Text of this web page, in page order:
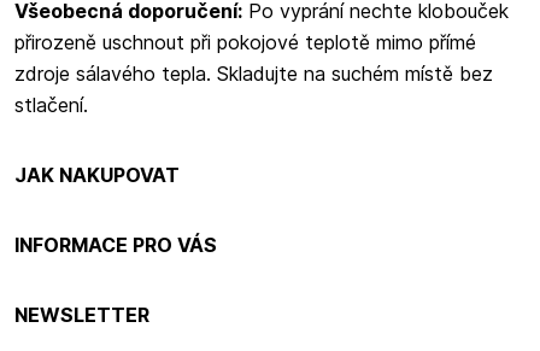
Všeobecná doporučení: Po vyprání nechte klobouček
přirozeně uschnout při pokojové teplotě mimo přímé
zdroje sálavého tepla. Skladujte na suchém místě bez
stlačení.
JAK NAKUPOVAT
INFORMACE PRO VÁS
NEWSLETTER